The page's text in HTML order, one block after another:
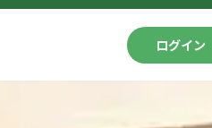
ログイン